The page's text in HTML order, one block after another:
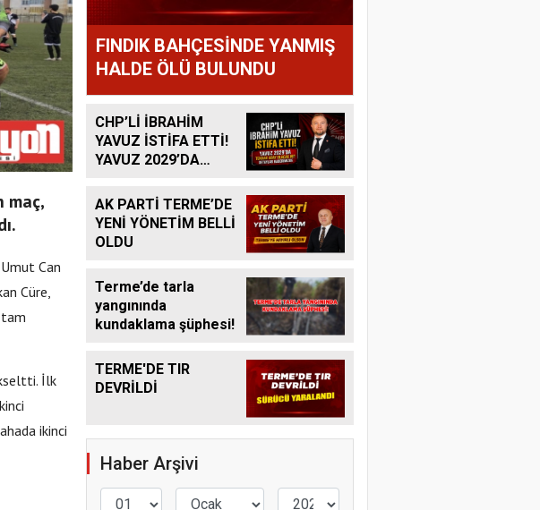
maç,
Can
Cüre,
tam
İlk
ikinci
FINDIK BAHÇESİNDE YANMIŞ
HALDE ÖLÜ BULUNDU
CHP’Lİ İBRAHİM
YAVUZ İSTİFA ETTİ!
YAVUZ 2029’DA
OLACAK MI?
AK PARTİ TERME’DE
YENİ YÖNETİM BELLİ
OLDU
Terme’de tarla
yangınında
kundaklama şüphesi!
TERME'DE TIR
DEVRİLDİ
Haber Arşivi